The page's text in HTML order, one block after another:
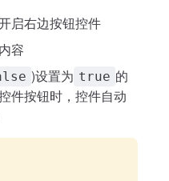
启右边按钮控件
容
)设置为 true 的
件按钮时，控件自动